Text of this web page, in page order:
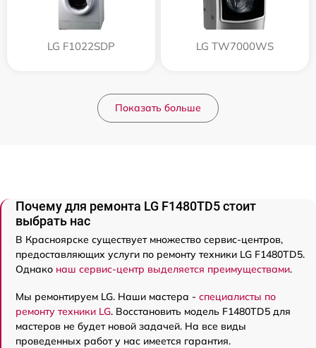
LG F1022SDP LG TW7000WS
Показать больше
Почему для ремонта LG F1480TD5 стоит
выбрать нас
В Красноярске существует множество сервис-центров,
предоставляющих услуги по ремонту техники LG F1480TD5.
Однако наш сервис-центр выделяется преимуществами.
Мы ремонтируем LG. Наши мастера - специалисты по
ремонту техники LG. Восстановить модель F1480TD5 для
мастеров не будет новой задачей. На все виды
проведенных работ у нас имеется гарантия.